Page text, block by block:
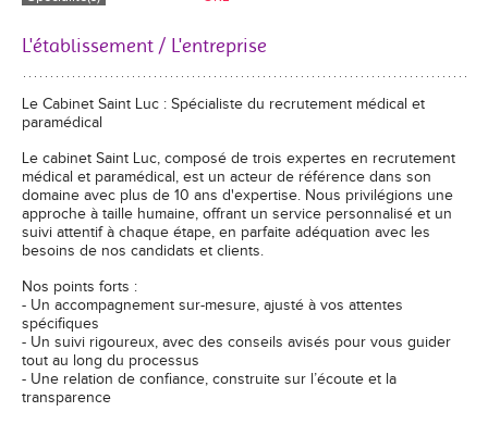
L'établissement / L'entreprise
Le Cabinet Saint Luc : Spécialiste du recrutement médical et
paramédical
Le cabinet Saint Luc, composé de trois expertes en recrutement
médical et paramédical, est un acteur de référence dans son
domaine avec plus de 10 ans d'expertise. Nous privilégions une
approche à taille humaine, offrant un service personnalisé et un
suivi attentif à chaque étape, en parfaite adéquation avec les
besoins de nos candidats et clients.
Nos points forts :
- Un accompagnement sur-mesure, ajusté à vos attentes
spécifiques
- Un suivi rigoureux, avec des conseils avisés pour vous guider
tout au long du processus
- Une relation de confiance, construite sur l’écoute et la
transparence